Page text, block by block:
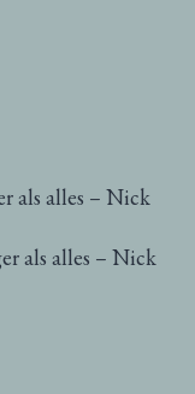
als alles – Nick
als alles – Nick